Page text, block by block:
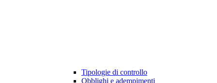
Tipologie di controllo
Obblighi e adempimenti